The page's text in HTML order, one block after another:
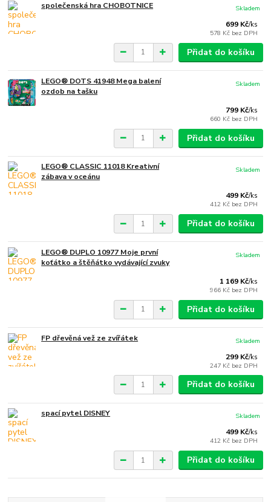
společenská hra CHOBOTNICE
699 Kč/ks
578 Kč bez DPH
Skladem
Přidat do košíku
LEGO® DOTS 41948 Mega balení
ozdob na tašku
799 Kč/ks
660 Kč bez DPH
Skladem
Přidat do košíku
LEGO® CLASSIC 11018 Kreativní
zábava v oceánu
499 Kč/ks
412 Kč bez DPH
Skladem
Přidat do košíku
LEGO® DUPLO 10977 Moje první
koťátko a štěňátko vydávající zvuky
1 169 Kč/ks
966 Kč bez DPH
Skladem
Přidat do košíku
FP dřevěná vež ze zvířátek
299 Kč/ks
247 Kč bez DPH
Skladem
Přidat do košíku
spací pytel DISNEY
499 Kč/ks
412 Kč bez DPH
Skladem
Přidat do košíku